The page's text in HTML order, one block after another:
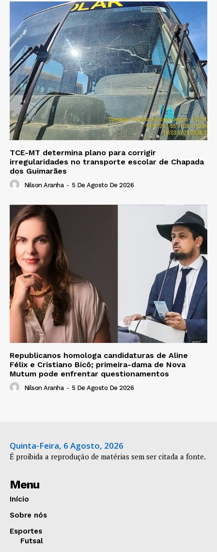
TCE-MT determina plano para corrigir
irregularidades no transporte escolar de Chapada
dos Guimarães
Nilson Aranha - 5 De Agosto De 2026
Republicanos homologa candidaturas de Aline
Félix e Cristiano Bicô; primeira-dama de Nova
Mutum pode enfrentar questionamentos
Nilson Aranha - 5 De Agosto De 2026
Quinta-Feira, 6 Agosto, 2026
É proibida a reprodução de matérias sem ser citada a fonte.
Menu
Início
Sobre nós
Esportes
Futsal